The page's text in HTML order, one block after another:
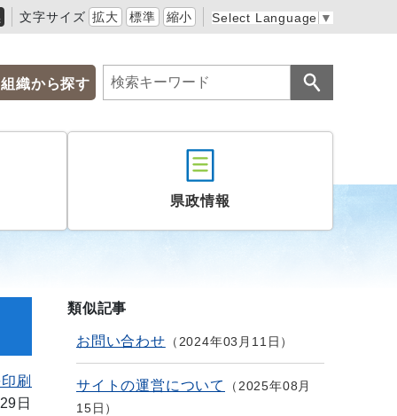
文字サイズ 拡大 標準 縮小 Select Language ▼
組織から探す
県政情報
刷
日
類似記事
お問い合わせ 2024年03月11日
サイトの運営について
2025年08月
15日